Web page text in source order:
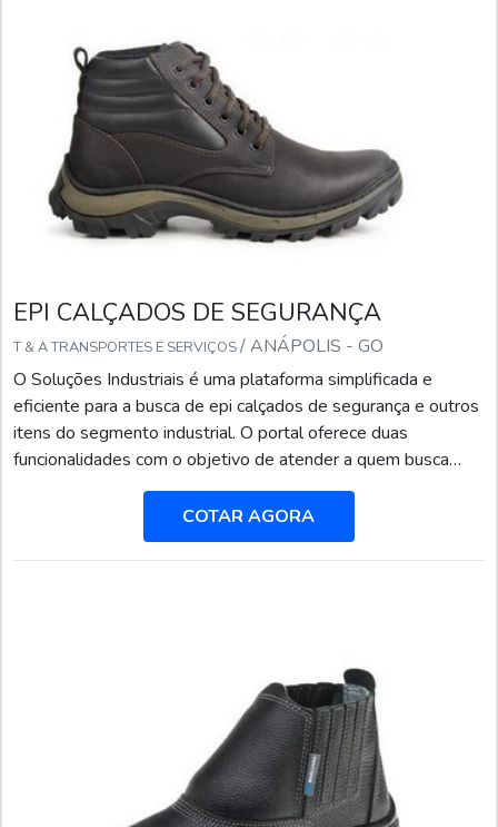
EPI CALÇADOS DE SEGURANÇA
T & A TRANSPORTES E SERVIÇOS/ ANÁPOLIS - GO
O Soluções Industriais é uma plataforma simplificada e
eficiente para a busca de epi calçados de segurança e outros
itens do segmento industrial. O portal oferece duas
funcionalidades com o objetivo de atender a quem busca
produtos e serviços dentro do segmento industrial ou
empresas com interesse na divulgação de seus produtos e
serviços de forma centralizada e ágil.A plataforma oferece
uma vasta variedade de materiais como epi calçado...
COTAR AGORA